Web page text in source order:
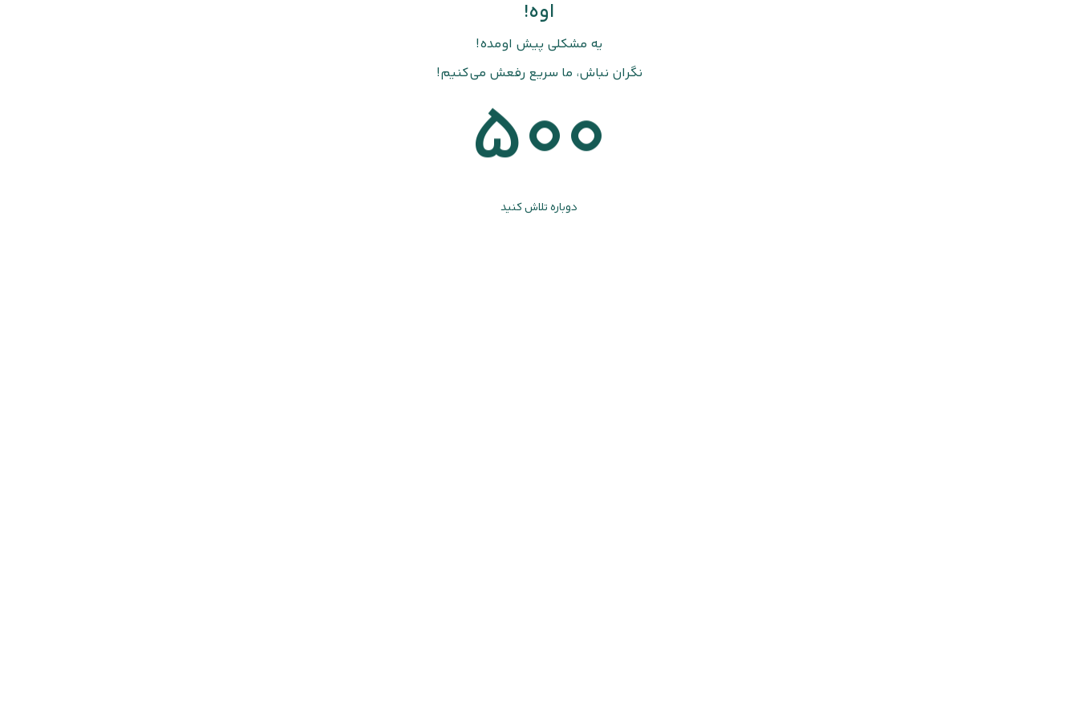
اوه!
یه مشکلی پیش اومده!
نگران نباش، ما سریع رفعش می‌کنیم!
500
دوباره تلاش کنید